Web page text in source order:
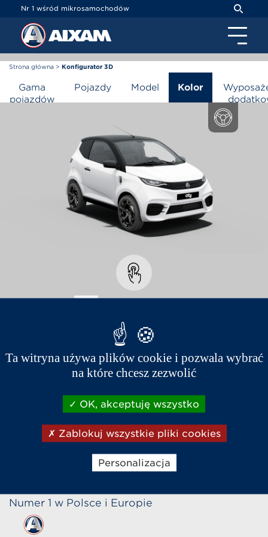
Nr 1 wśród mikrosamochodów
Strona główna > Konfigurator 3D
Konfigurator 3D
Gama
pojazdów
Pojazdy Model Kolor
Biały
Numer 1 w Polsce i Europie
Panel zarządzania plikami cookies
Ta witryna używa plików cookie i pozwala wybrać
na które chcesz zezwolić
OK, akceptuję wszystko
Zablokuj wszystkie pliki cookies
Personalizacja